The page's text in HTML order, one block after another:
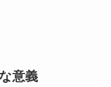
意義